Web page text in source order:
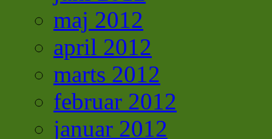
maj 2012
april 2012
marts 2012
februar 2012
januar 2012